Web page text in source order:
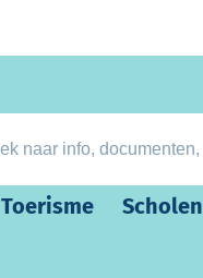
Toerisme Scholen